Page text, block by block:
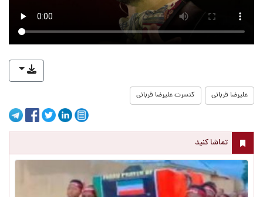
علیرضا قربانی کنسرت علیرضا قربانی
تماشا کنید